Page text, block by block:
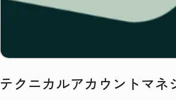
テクニカルアカウントマネ